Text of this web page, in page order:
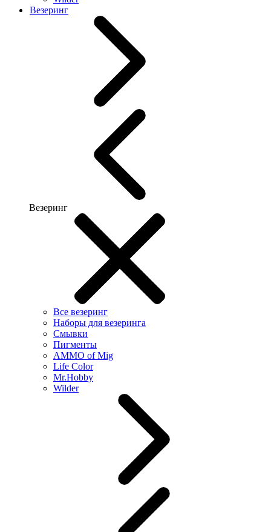
Везеринг
Везеринг
Все везеринг
Наборы для везеринга
Смывки
Пигменты
AMMO of Mig
Life Color
Mr.Hobby
Wilder